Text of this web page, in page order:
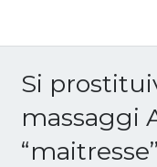
Si
massaggi